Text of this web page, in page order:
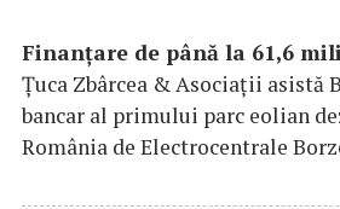
Finanțare de până la 61,6
Țuca Zbârcea & Asociații asistă
bancar al primului parc eolian
România de Electrocentrale